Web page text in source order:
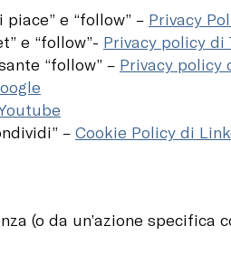
e “follow” – Privacy
e “follow”- Privacy policy
“follow” – Privacy policy
– Cookie Policy di
(o da un’azione specifica